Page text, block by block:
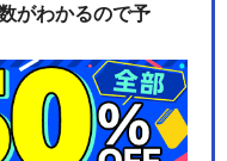
がわかるので予